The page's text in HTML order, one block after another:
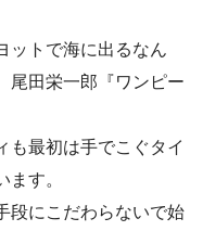
ットで海に出るなん
尾田栄一郎『ワンピー
最初は手でこぐタイ
す。
段にこだわらないで始